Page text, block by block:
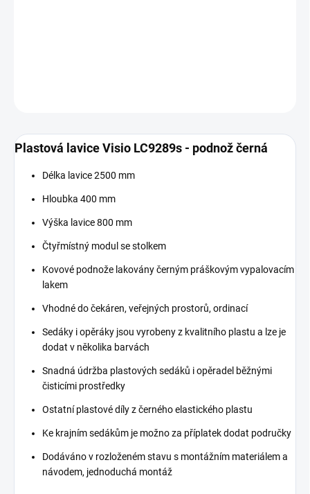
Plastová lavice Visio LC9289s - podnož černá
Délka lavice 2500 mm
Hloubka 400 mm
Výška lavice 800 mm
Čtyřmístný modul se stolkem
Kovové podnože lakovány černým práškovým vypalovacím
lakem
Vhodné do čekáren, veřejných prostorů, ordinací
Sedáky i opěráky jsou vyrobeny z kvalitního plastu a lze je
dodat v několika barvách
Snadná údržba plastových sedáků i opěradel běžnými
čisticími prostředky
Ostatní plastové díly z černého elastického plastu
Ke krajním sedákům je možno za příplatek dodat područky
Dodáváno v rozloženém stavu s montážním materiálem a
návodem, jednoduchá montáž